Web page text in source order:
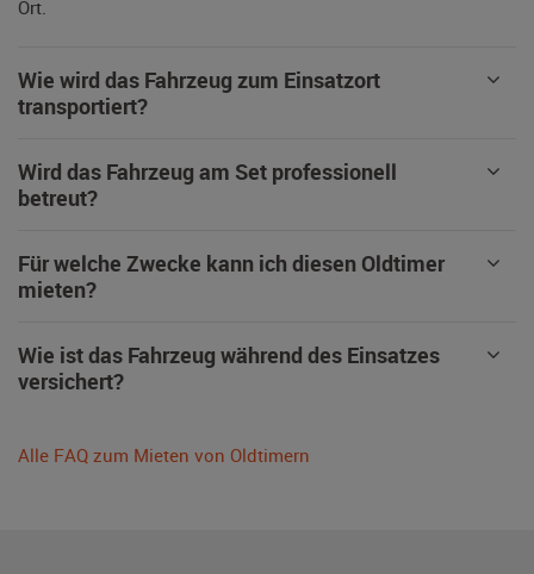
Ort.
Wie wird das Fahrzeug zum Einsatzort
transportiert?
Wird das Fahrzeug am Set professionell
betreut?
Für welche Zwecke kann ich diesen Oldtimer
mieten?
Wie ist das Fahrzeug während des Einsatzes
versichert?
Alle FAQ zum Mieten von Oldtimern